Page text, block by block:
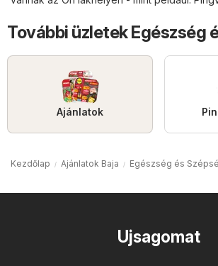
További üzletek Egészség
Ajánlatok
Kezdőlap Ajánlatok Baja Egészség és
Ujsagomat